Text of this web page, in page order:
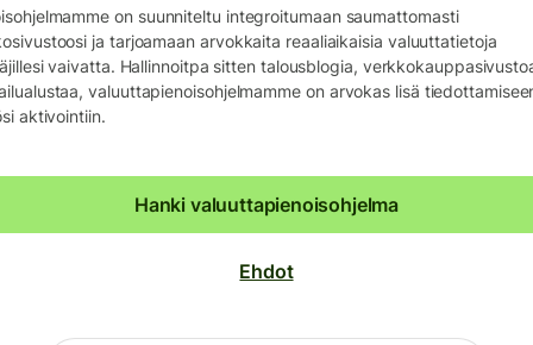
on suunniteltu integroitumaan saumattomasti
ja tarjoamaan arvokkaita reaaliaikaisia valuuttatietoja
vaivatta. Hallinnoitpa sitten talousblogia,
valuuttapienoisohjelmamme on arvokas lisä
aktivointiin.
Hanki valuuttapienoisohjelma
Ehdot